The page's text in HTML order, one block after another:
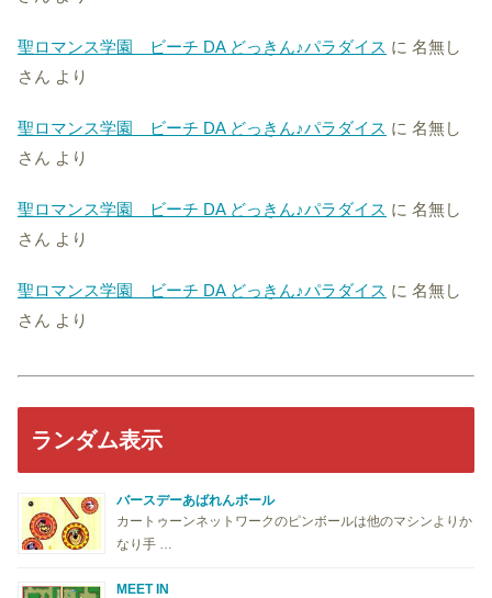
聖ロマンス学園 ビーチ DA どっきん♪パラダイス に 名無し
さん より
聖ロマンス学園 ビーチ DA どっきん♪パラダイス に 名無し
さん より
聖ロマンス学園 ビーチ DA どっきん♪パラダイス に 名無し
さん より
聖ロマンス学園 ビーチ DA どっきん♪パラダイス に 名無し
さん より
ランダム表示
バースデーあばれんボール
カートゥーンネットワークのピンボールは他のマシンよりか
なり手 …
MEET IN